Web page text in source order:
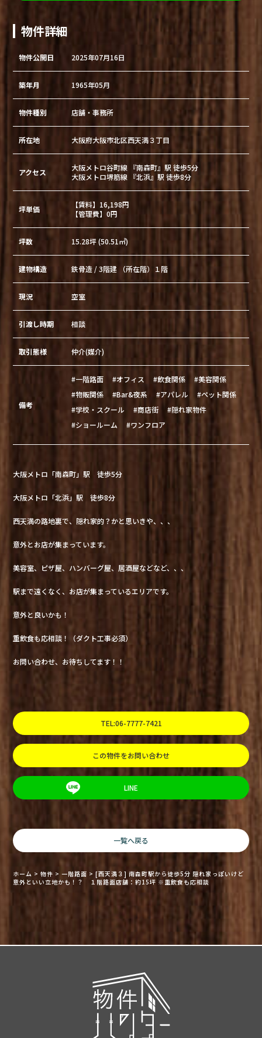
物件詳細
物件公開日 2025年07月16日
築年月 1965年05月
物件種別 店舗・事務所
所在地 大阪府大阪市北区西天満３丁目
アクセス
大阪メトロ谷町線 『南森町』駅 徒歩5分
大阪メトロ堺筋線 『北浜』駅 徒歩8分
坪単価
【賃料】16,198円
【管理費】0円
坪数 15.28坪 (50.51㎡)
建物構造 鉄骨造 / 3階建 （所在階）１階
現況 空室
引渡し時期 相談
取引態様 仲介(媒介)
備考
#一階路面 #オフィス #飲食関係
#美容関係
#物販関係
#Bar&夜系 #アパレル
#ペット関係
#学校・スクール
#商店街
#隠れ家物件
#ショールーム
#ワンフロア
大阪メトロ「南森町」駅 徒歩5分
大阪メトロ「北浜」駅 徒歩8分
西天満の路地裏で、隠れ家的？かと思いきや、、、
意外とお店が集まっています。
美容室、ピザ屋、ハンバーグ屋、居酒屋などなど、、、
駅まで遠くなく、お店が集まっているエリアです。
意外と良いかも！
重飲食も応相談！（ダクト工事必須）
お問い合わせ、お待ちしてます！！
TEL:06-7777-7421
この物件をお問い合わせ
LINE
一覧へ戻る
ホーム >物件 >一階路面 >[西天満３] 南森町駅から徒歩5分 隠れ家っぽいけど
意外といい立地かも！？ １階路面店舗：約15坪 ※重飲食も応相談